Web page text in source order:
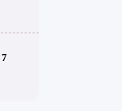
7